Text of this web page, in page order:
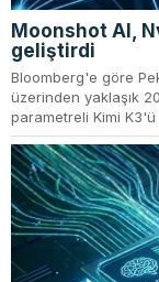
Moonshot AI,
geliştirdi
Bloomberg'e göre
üzerinden yaklaşık
parametreli Kimi K3'ü